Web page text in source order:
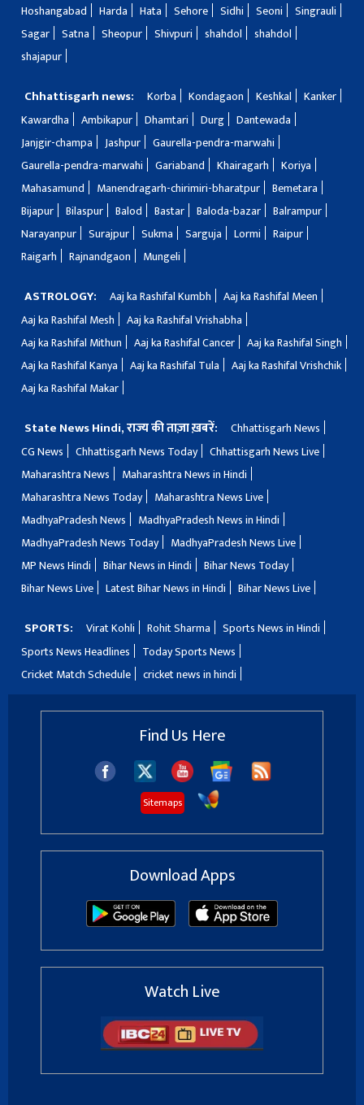
Hoshangabad
Harda Hata Sehore Sidhi Seoni
Singrauli
Sagar
Satna Sheopur Shivpuri shahdol
shahdol
shajapur
Chhattisgarh news: Korba Kondagaon Keshkal
Kanker
Kawardha
Ambikapur Dhamtari Durg
Dantewada
Janjgir-champa
Jashpur
Gaurella-pendra-marwahi
Gaurella-pendra-marwahi
Gariaband Khairagarh
Koriya
Mahasamund
Manendragarh-chirimiri-bharatpur
Bemetara
Bijapur
Bilaspur Balod Bastar Baloda-bazar
Balrampur
Narayanpur
Surajpur Sukma Sarguja Lormi
Raipur
Raigarh
Rajnandgaon Mungeli
ASTROLOGY: Aaj ka Rashifal Kumbh
Aaj ka Rashifal Meen
Aaj ka Rashifal Mesh
Aaj ka Rashifal Vrishabha
Aaj ka Rashifal Mithun
Aaj ka Rashifal Cancer
Aaj ka Rashifal Singh
Aaj ka Rashifal Kanya
Aaj ka Rashifal Tula
Aaj ka Rashifal Vrishchik
Aaj ka Rashifal Makar
State News Hindi, राज्य की ताज़ा ख़बरें:
Chhattisgarh News
CG News
Chhattisgarh News Today
Chhattisgarh News Live
Maharashtra News
Maharashtra News in Hindi
Maharashtra News Today
Maharashtra News Live
MadhyaPradesh News
MadhyaPradesh News in Hindi
MadhyaPradesh News Today
MadhyaPradesh News Live
MP News Hindi
Bihar News in Hindi
Bihar News Today
Bihar News Live
Latest Bihar News in Hindi Bihar News Live
SPORTS: Virat Kohli Rohit Sharma
Sports News in Hindi
Sports News Headlines
Today Sports News
Cricket Match Schedule
cricket news in hindi
Find Us Here
Sitemaps
Download Apps
Watch Live